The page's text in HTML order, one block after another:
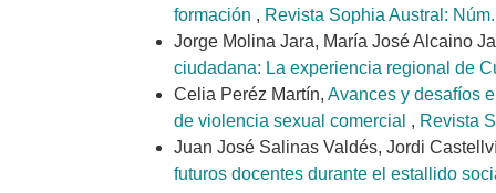
formación , Revista Sophia Austral:
Jorge Molina Jara, María José Alcaino
ciudadana: La experiencia regional de
Celia Peréz Martín, Avances y desafíos
de violencia sexual comercial , Revista
Juan José Salinas Valdés, Jordi
futuros docentes durante el estallido